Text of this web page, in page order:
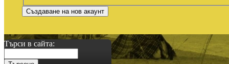
Търси в сайта: